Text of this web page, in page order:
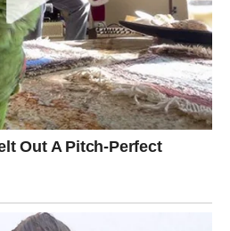
završi (nakon otprilike 2–3
kroz gazu ili fino sito. Prelijte u
da sazrijeva na hladnom
, a idealno3–6 mjeseci.
završi, flaširajte ga u